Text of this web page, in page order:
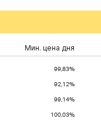
Мин. цена дня
99,83%
92,12%
99,14%
100,03%